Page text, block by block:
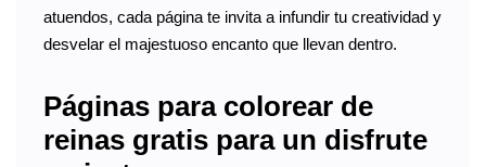
atuendos, cada página te invita a infundir tu creatividad y
desvelar el majestuoso encanto que llevan dentro.
Páginas para colorear de
reinas gratis para un disfrute